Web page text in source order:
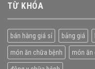
TỪ KHÓA
bán hàng giá sỉ bảng giá
món ăn chữa bệnh món ăn